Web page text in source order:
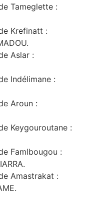
Tameglette :
Krefinatt :
Aslar :
Indélimane :
Aroun :
Keygouroutane :
Famlbougou :
Amastrakat :